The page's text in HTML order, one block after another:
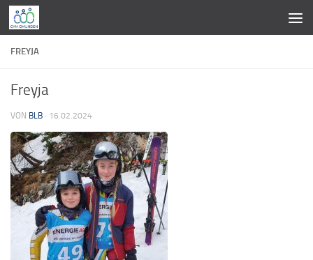
Zum Inhalt springen
FREYJA
Freyja
VON BLB · 16.02.2024